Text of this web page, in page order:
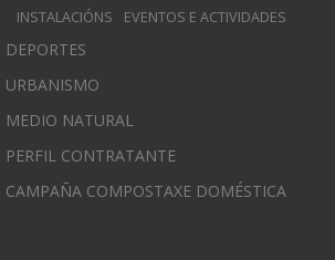
INSTALACIÓNS EVENTOS E ACTIVIDADES
DEPORTES
URBANISMO
MEDIO NATURAL
PERFIL CONTRATANTE
CAMPAÑA COMPOSTAXE DOMÉSTICA